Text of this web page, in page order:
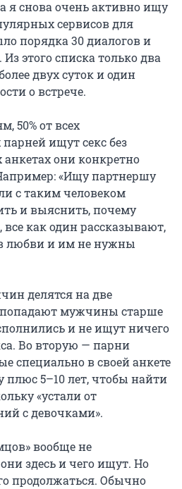
я снова очень активно ищу
сервисов для
порядка 30 диалогов и
этого списка только два
двух суток и один
о встрече.
50% от всех
ищут секс без
анкетах они конкретно
«Ищу партнершу
с таким человеком
и выяснить, почему
как один рассказывают,
любви и им не нужны
делятся на две
попадают мужчины старше
и не ищут ничего
Во вторую — парни
специально в своей анкете
плюс 5–10 лет, чтобы найти
«устали от
с девочками».
вообще не
здесь и чего ищут. Но
продолжаться. Обычно